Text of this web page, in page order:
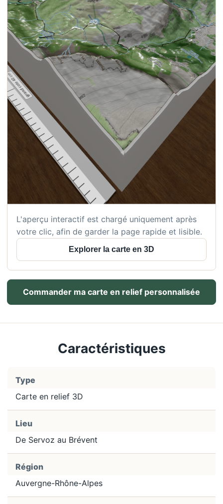
L'aperçu interactif est chargé uniquement après
votre clic, afin de garder la page rapide et lisible.
Explorer la carte en 3D
Commander ma carte en relief personnalisée
Caractéristiques
Type
Carte en relief 3D
Lieu
De Servoz au Brévent
Région
Auvergne-Rhône-Alpes